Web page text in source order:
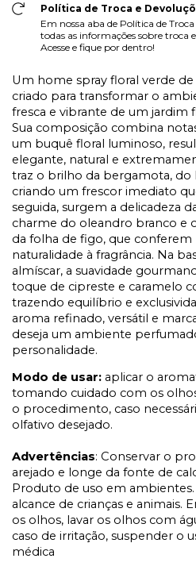
Política de Troca e
Em nossa aba de Política de
todas as informações sobre troca
Acesse e fique por dentro!
Um home spray floral verde
criado para transformar o
fresca e vibrante de um jardim
Sua composição combina
um buquê floral luminoso,
elegante, natural e
traz o brilho da bergamota, do
criando um frescor imediato
seguida, surgem a delicadeza
charme do oleandro branco e
da folha de figo, que
naturalidade à fragrância. Na
almíscar, a suavidade
toque de cipreste e caramelo
trazendo equilíbrio e
aroma refinado, versátil e
deseja um ambiente
personalidade.
Modo de usar: aplicar o
tomando cuidado com os
o procedimento, caso
olfativo desejado.
Advertências: Conservar o
arejado e longe da fonte de
Produto de uso em
alcance de crianças e animais.
os olhos, lavar os olhos com
caso de irritação, suspender o
médica